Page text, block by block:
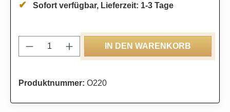
Sofort verfügbar, Lieferzeit: 1-3 Tage
Produkt Anzahl: Gib den gewünschten
IN DEN WARENKORB
Produktnummer: O220